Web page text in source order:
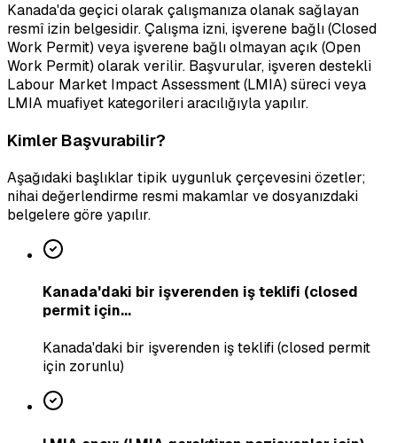
Kanada'da geçici olarak çalışmanıza olanak sağlayan
resmî izin belgesidir. Çalışma izni, işverene bağlı (Closed
Work Permit) veya işverene bağlı olmayan açık (Open
Work Permit) olarak verilir. Başvurular, işveren destekli
Labour Market Impact Assessment (LMIA) süreci veya
LMIA muafiyet kategorileri aracılığıyla yapılır.
Kimler Başvurabilir?
Aşağıdaki başlıklar tipik uygunluk çerçevesini özetler;
nihai değerlendirme resmi makamlar ve dosyanızdaki
belgelere göre yapılır.
Kanada'daki bir işverenden iş teklifi (closed
permit için...
Kanada'daki bir işverenden iş teklifi (closed permit
için zorunlu)